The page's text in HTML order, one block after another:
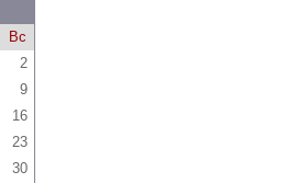
Вс
2
9
16
23
30